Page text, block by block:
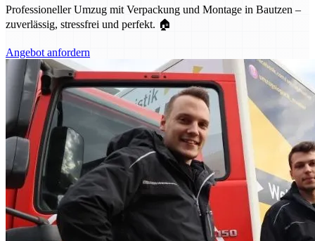
Professioneller Umzug mit Verpackung und Montage in Bautzen –
zuverlässig, stressfrei und perfekt. 🏠
Angebot anfordern